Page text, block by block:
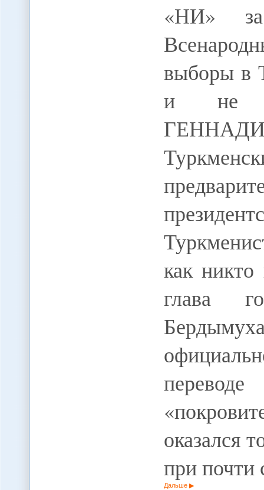
«НИ»
выборы в
и не
как
глава
оказался
при почти
Дальше